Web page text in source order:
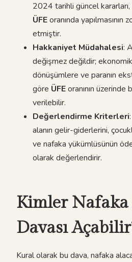
2024 tarihli güncel kararları,
ÜFEoranında
etmiştir.
Hakkaniyet Müdahalesi:
değişmez değildir;
dönüşümlere ve paranın
göre ÜFEoranının üzerinde
verilebilir.
Değerlendirme Kriterleri
alanın gelir-giderlerini,
ve nafaka yükümlüsünün
olarak değerlendirir.
Kimler Nafaka
Davası
Kural olarak bu dava, nafaka